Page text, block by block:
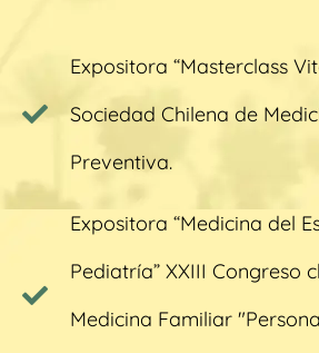
Expositora “Masterclass
Sociedad Chilena de
Preventiva.
Expositora “Medicina del
Pediatría” XXIII Congreso
Medicina Familiar